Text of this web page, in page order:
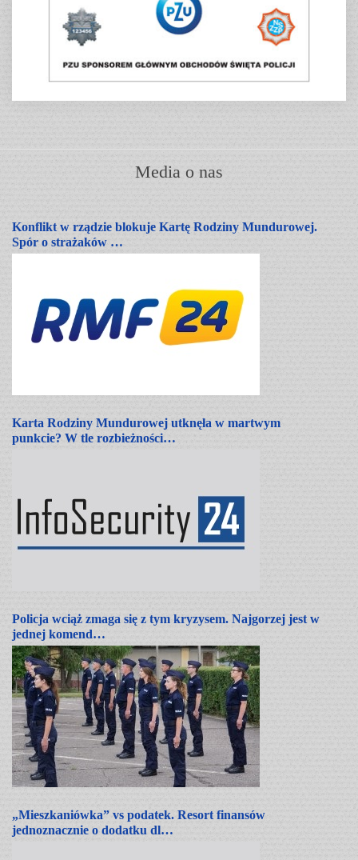
Media o nas
Konflikt w rządzie blokuje Kartę Rodziny Mundurowej.
Spór o strażaków …
Karta Rodziny Mundurowej utknęła w martwym
punkcie? W tle rozbieżności…
Policja wciąż zmaga się z tym kryzysem. Najgorzej jest w
jednej komend…
„Mieszkaniówka” vs podatek. Resort finansów
jednoznacznie o dodatku dl…